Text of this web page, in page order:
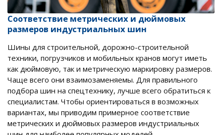
Соответствие метрических и дюймовых
размеров индустриальных шин
Шины для строительной, дорожно-строительной
техники, погрузчиков и мобильных кранов могут иметь
как дюймовую, так и метрическую маркировку размеров.
Чаще всего они взаимозаменяемы. Для правильного
подбора шин на спецтехнику, лучше всего обратиться к
специалистам. Чтобы ориентироваться в возможных
вариантах, мы приводим примерное соответствие
метрических и дюймовых размеров индустриальных